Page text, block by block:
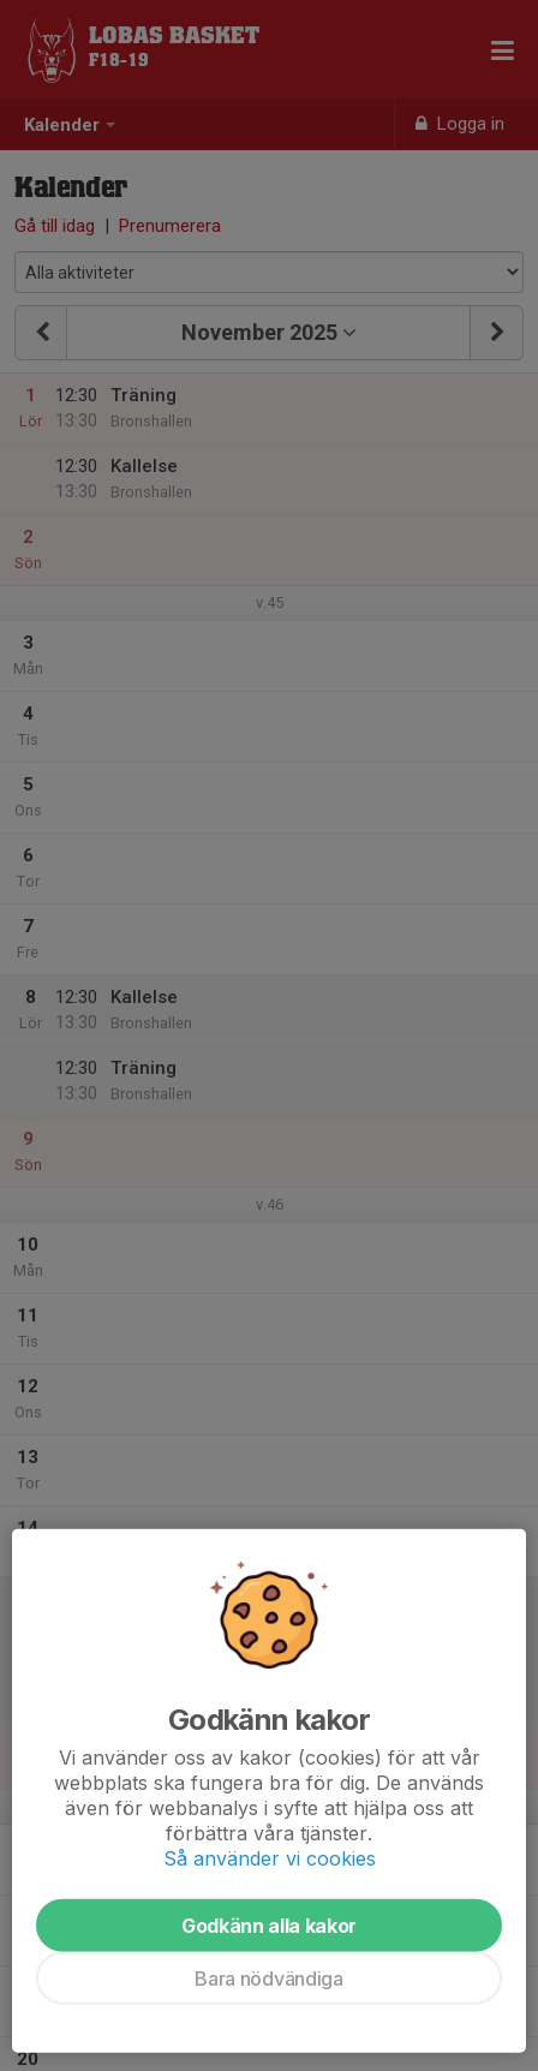
Kalender Logga in
LOBAS BASKET
F18-19
Kalender
Gå till idag | Prenumerera
November 2025
1
Lör
12:30
13:30
Träning
Bronshallen
12:30
13:30
Kallelse
Bronshallen
2
Sön
v.45
3
Mån
4
Tis
5
Ons
6
Tor
7
Fre
8
Lör
12:30
13:30
Kallelse
Bronshallen
12:30
13:30
Träning
Bronshallen
9
Sön
v.46
10
Mån
11
Tis
12
Ons
13
Tor
14
v.47
18
20
Godkänn kakor
Vi använder oss av kakor (cookies) för att vår
webbplats ska fungera bra för dig. De används
även för webbanalys i syfte att hjälpa oss att
förbättra våra tjänster.
Så använder vi cookies
Godkänn alla kakor
Bara nödvändiga